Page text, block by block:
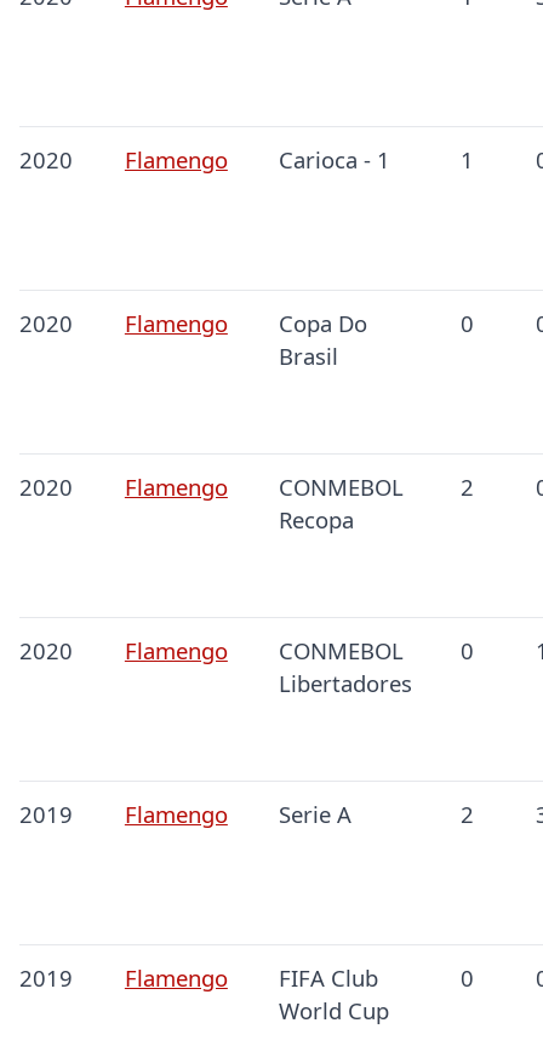
2020 Flamengo Carioca - 1 1
2020 Flamengo
Copa Do
Brasil
0
2020 Flamengo
CONMEBOL
Recopa
2
2020 Flamengo
CONMEBOL
Libertadores
0
2019 Flamengo Serie A 2
2019 Flamengo
FIFA Club
World Cup
0